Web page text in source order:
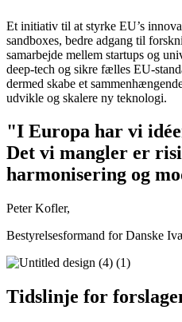
Et initiativ til at styrke EU’s
sandboxes, bedre adgang til
samarbejde mellem startups og
deep-tech og sikre fælles EU-
dermed skabe et
udvikle og skalere ny teknologi.
"I Europa har vi
Det vi mangler er
harmonisering og
Peter Kofler,
Bestyrelsesformand for Danske
Tidslinje for